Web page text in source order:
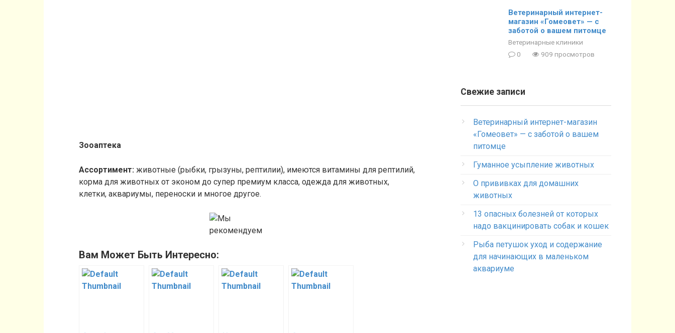
Зооаптека
Ассортимент: животные (рыбки, грызуны, рептилии), имеются витамины для рептилий,
корма для животных от эконом до супер премиум класса, одежда для животных,
клетки, аквариумы, переноски и многое другое.
Вам Может Быть Интересно:
Ветеринарный интернет-
магазин «Гомеовет» — с
заботой о вашем питомце
Ветеринарные клиники
0
909 просмотров
Свежие записи
Ветеринарный интернет-магазин
«Гомеовет» — с заботой о вашем
питомце
Гуманное усыпление животных
О прививках для домашних
животных
13 опасных болезней от которых
надо вакцинировать собак и кошек
Рыба петушок уход и содержание
для начинающих в маленьком
аквариуме